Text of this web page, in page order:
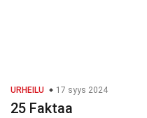
URHEILU 17 syys 2024
25 Faktaa